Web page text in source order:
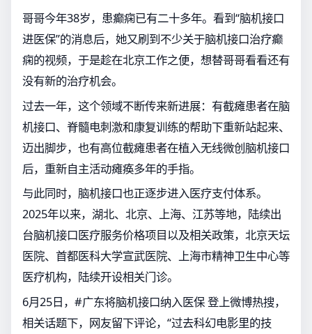
哥哥今年38岁，患癫痫已有二十多年。看到“脑机接口
进医保”的消息后，她又刷到不少关于脑机接口治疗癫
痫的视频，于是趁在北京工作之便，想替哥哥看看还有
没有新的治疗机会。
过去一年，这个领域不断传来新进展：有截瘫患者在脑
机接口、脊髓电刺激和康复训练的帮助下重新站起来、
迈出脚步，也有高位截瘫患者在植入无线微创脑机接口
后，重新自主活动瘫痪多年的手指。
与此同时，脑机接口也正逐步进入医疗支付体系。
2025年以来，湖北、北京、上海、江苏等地，陆续出
台脑机接口医疗服务价格项目以及相关政策，北京天坛
医院、首都医科大学宣武医院、上海市精神卫生中心等
医疗机构，陆续开设相关门诊。
6月25日，#广东将脑机接口纳入医保 登上微博热搜，
相关话题下，网友留下评论，“过去科幻电影里的技